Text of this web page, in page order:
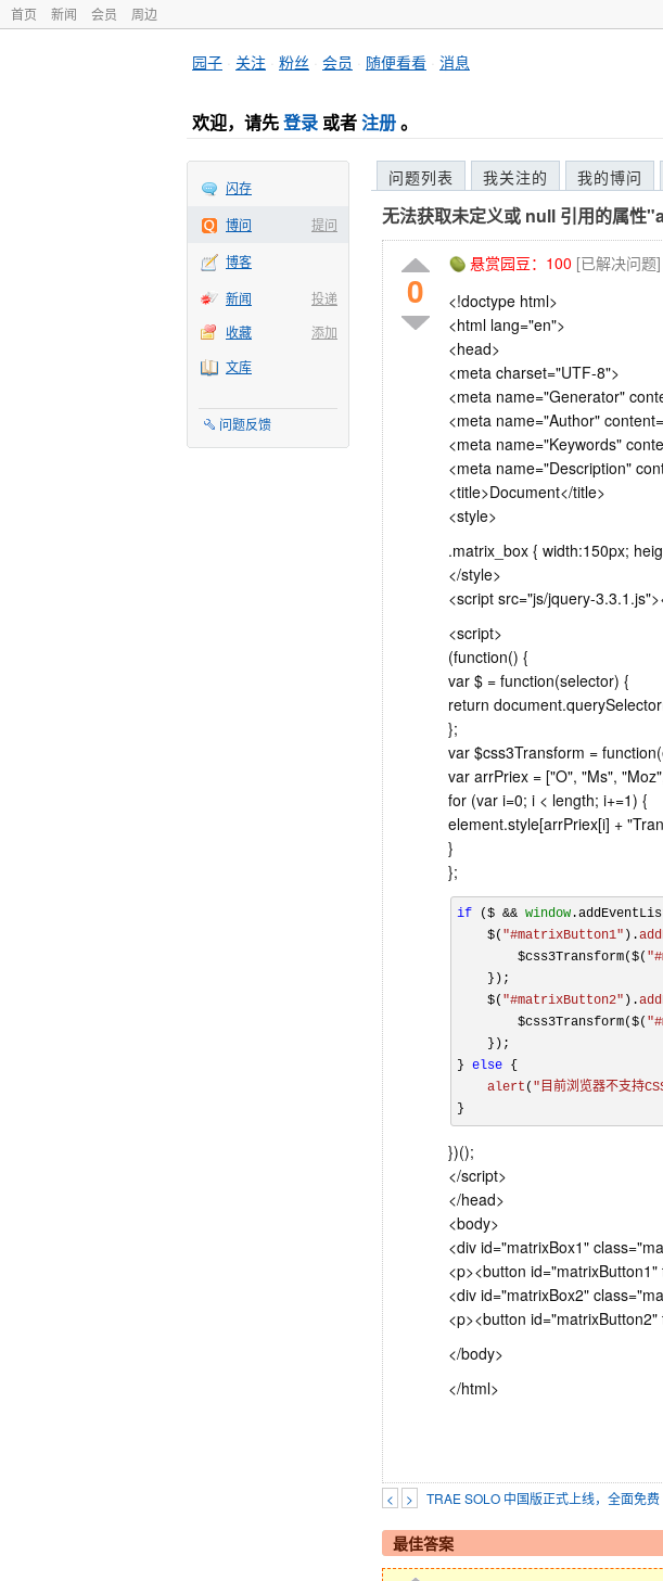
首页 新闻 会员 周边
园子 关注 粉丝 会员 随便看看 消息
欢迎，请先登录 或者注册。
闪存
提问
博问
博客
投递
新闻
添加
收藏
文库
问题反馈
问题列表 我关注的 我的博问
无法获取未定义或 null 引用的属
0
悬赏园豆： 100 [已解决问题]
<!doctype html>
<html lang="en">
<head>
<meta charset="UTF-8">
<meta name="Generator"
<meta name="Author"
<meta name="Keywords"
<meta name="Description"
<title>Document</title>
<style>
.matrix_box { width:150px;
</style>
<script src="js/jquery-
<script>
(function() {
var $ = function(selector) {
return
};
var $css3Transform =
var arrPriex = ["O", "Ms",
for (var i=0; i < length; i+=1) {
element.style[arrPriex[i] +
}
};
if ($ && window .
    $(
"#matrixButton1" ).
        $css3Transform($(
    });
    $(
"#matrixButton2" ).
        $css3Transform($(
    });
} else {
alert ( "目前浏览器不支持
}
})();
</script>
</head>
<body>
<div id="matrixBox1"
<p><button
<div id="matrixBox2"
<p><button
</body>
</html>
< > TRAE SOLO 中国版正式上线，全面免费
最佳答案